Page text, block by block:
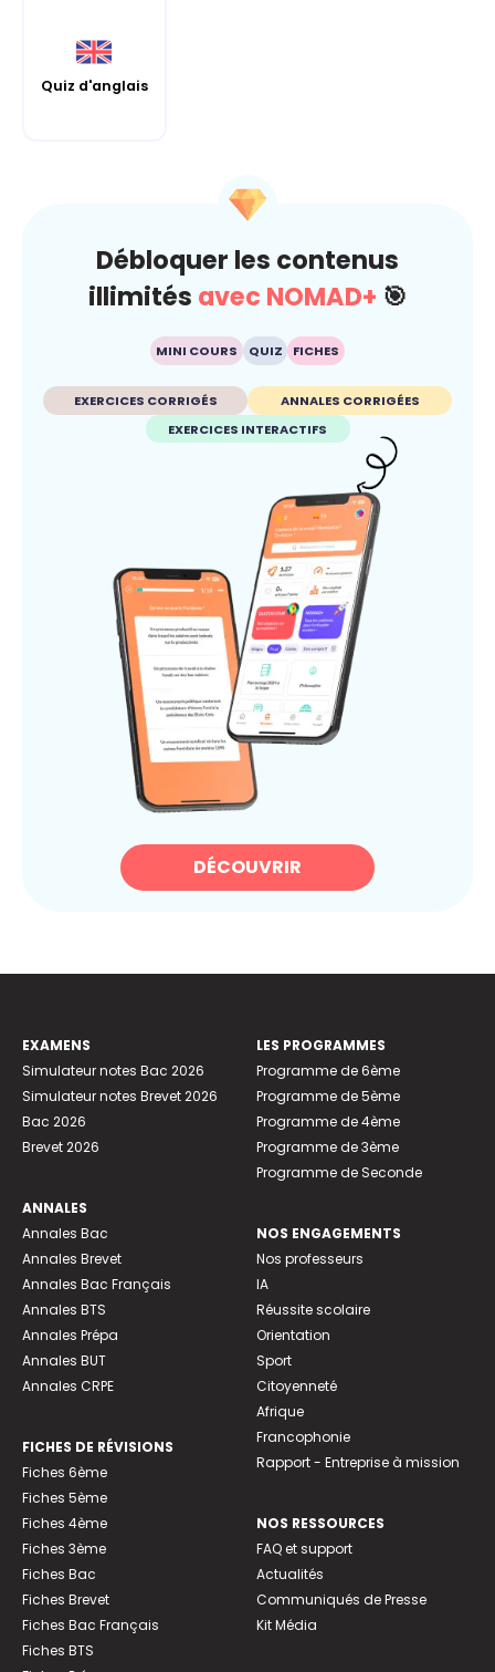
Quiz d'anglais
Débloquer les contenus
illimités avec NOMAD+ 🎯
MINI COURS QUIZ FICHES
EXERCICES CORRIGÉS
ANNALES CORRIGÉES
EXERCICES INTERACTIFS
DÉCOUVRIR
EXAMENS
Simulateur notes Bac 2026
Simulateur notes Brevet 2026
Bac 2026
Brevet 2026
ANNALES
Annales Bac
Annales Brevet
Annales Bac Français
Annales BTS
Annales Prépa
Annales BUT
Annales CRPE
FICHES DE RÉVISIONS
Fiches 6ème
Fiches 5ème
Fiches 4ème
Fiches 3ème
Fiches Bac
Fiches Brevet
Fiches Bac Français
Fiches BTS
LES PROGRAMMES
Programme de 6ème
Programme de 5ème
Programme de 4ème
Programme de 3ème
Programme de Seconde
NOS ENGAGEMENTS
Nos professeurs
IA
Réussite scolaire
Orientation
Sport
Citoyenneté
Afrique
Francophonie
Rapport - Entreprise à mission
NOS RESSOURCES
FAQ et support
Actualités
Communiqués de Presse
Kit Média